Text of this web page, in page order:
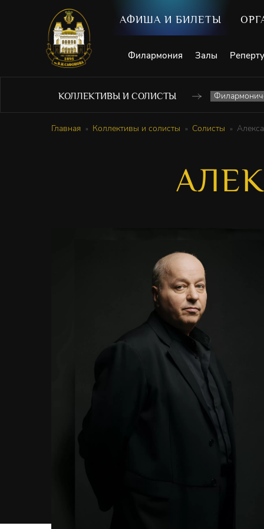
АФИША И БИЛЕТЫ
Филармония Залы
КОЛЛЕКТИВЫ И СОЛИСТЫ
Главная Коллективы и солисты Солисты